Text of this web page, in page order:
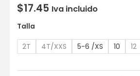
$17.45 Iva incluido
Talla
2T 4T/XXS 5-6 /XS 10 12